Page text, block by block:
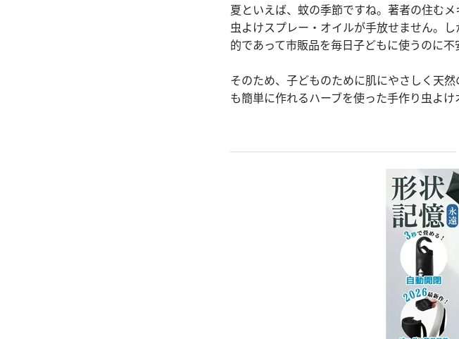
夏といえば、蚊の季節ですね。著者の住む
虫よけスプレー・オイルが手放せません。
的であって市販品を毎日子どもに使うのに不
そのため、子どものために肌にやさしく天
も簡単に作れるハーブを使った手作り虫よけ